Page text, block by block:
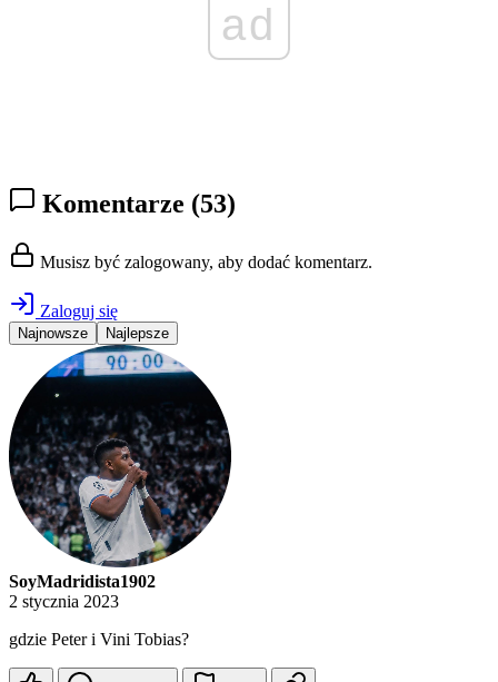
ad
Komentarze (53)
Musisz być zalogowany, aby dodać komentarz.
Zaloguj się
Najnowsze Najlepsze
SoyMadridista1902
2 stycznia 2023
gdzie Peter i Vini Tobias?